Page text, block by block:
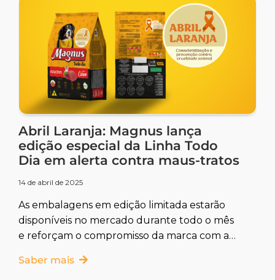
Abril Laranja: Magnus lança
edição especial da Linha Todo
Dia em alerta contra maus-tratos
14 de abril de 2025
As embalagens em edição limitada estarão
disponíveis no mercado durante todo o mês
e reforçam o compromisso da marca com a
Saber mais